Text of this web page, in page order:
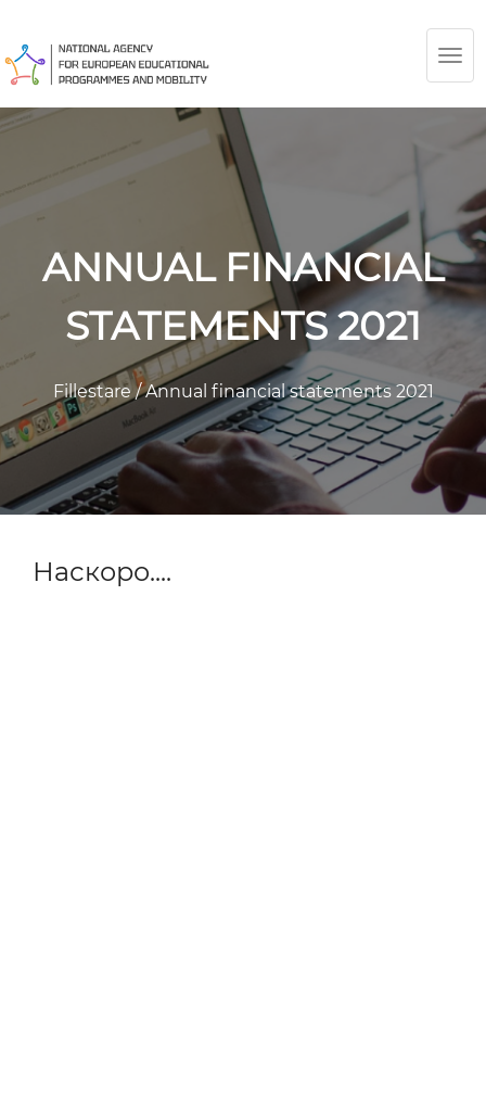
ANNUAL FINANCIAL
STATEMENTS 2021
Fillestare/Annual financial statements 2021
Наскоро....